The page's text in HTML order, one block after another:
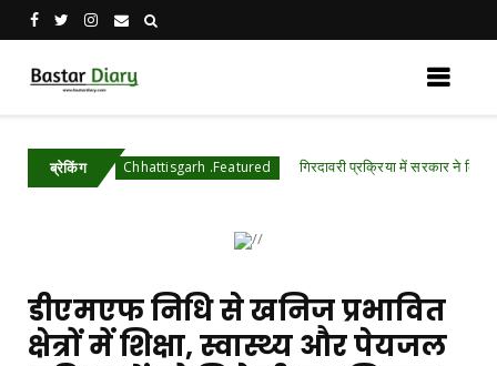
ब्रेकिंग
Chhattisgarh .Featured गिरदावरी प्रक्रिया में सरकार ने किए बड़े बदलाव-
डीएमएफ निधि से खनिज प्रभावित
क्षेत्रों में शिक्षा, स्वास्थ्य और पेयजल